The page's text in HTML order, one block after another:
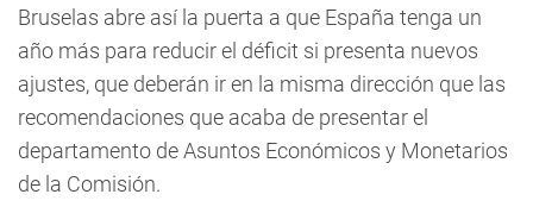
Bruselas abre así la puerta a que España tenga un
año más para reducir el déficit si presenta nuevos
ajustes, que deberán ir en la misma dirección que las
recomendaciones que acaba de presentar el
departamento de Asuntos Económicos y Monetarios
de la Comisión.